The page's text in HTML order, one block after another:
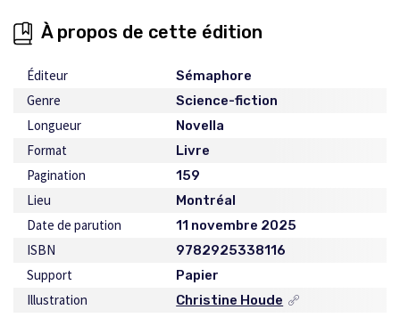
À propos de cette édition
Éditeur Sémaphore
Genre Science-fiction
Longueur Novella
Format Livre
Pagination 159
Lieu Montréal
Date de parution 11 novembre 2025
ISBN 9782925338116
Support Papier
Illustration Christine Houde
Ce